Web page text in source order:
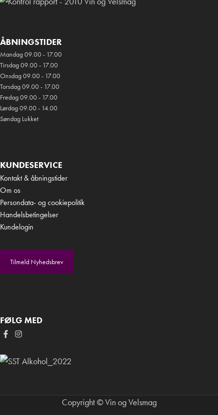
ÅBNINGSTIDER
Mandag 09.00 - 17.00
Tirsdag 09.00 - 17.00
Onsdag 09.00 - 17.00
Torsdag 09.00 - 17.00
Fredag 09.00 - 17.00
Lørdag 09.00 - 14.00
Søndag Lukket
KUNDESERVICE
Kontakt & åbningstider
Om os
Persondata- og cookiepolitik
Handelsbetingelser
Kundelogin
Tilmeld Nyhedsbrev
FØLG MED
Copyright © Vin og Velsmag